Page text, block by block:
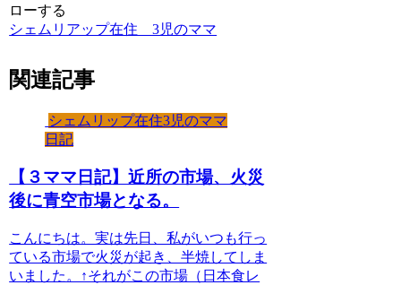
ローする
シェムリアップ在住 3児のママ
関連記事
シェムリップ在住3児のママ
日記
【３ママ日記】近所の市場、火災
後に青空市場となる。
こんにちは。実は先日、私がいつも行っ
ている市場で火災が起き、半焼してしま
いました。↑それがこの市場（日本食レ